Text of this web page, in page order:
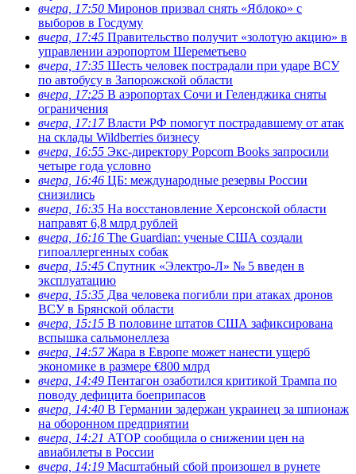
вчера, 17:50 Миронов призвал снять «Яблоко» с
выборов в Госдуму
вчера, 17:45 Правительство получит «золотую акцию» в
управлении аэропортом Шереметьево
вчера, 17:35 Шесть человек пострадали при ударе ВСУ
по автобусу в Запорожской области
вчера, 17:25 В аэропортах Сочи и Геленджика сняты
ограничения
вчера, 17:17Власти РФ помогут пострадавшему от атак
на склады Wildberries бизнесу
вчера, 16:55 Экс-директору Popcorn Books запросили
четыре года условно
вчера, 16:46 ЦБ: международные резервы России
снизились
вчера, 16:35 На восстановление Херсонской области
направят 6,8 млрд рублей
вчера, 16:16 The Guardian: ученые США создали
гипоаллергенных собак
вчера, 15:45 Спутник «Электро-Л» № 5 введен в
эксплуатацию
вчера, 15:35 Два человека погибли при атаках дронов
ВСУ в Брянской области
вчера, 15:15 В половине штатов США зафиксирована
вспышка сальмонеллеза
вчера, 14:57Жара в Европе может нанести ущерб
экономике в размере €800 млрд
вчера, 14:49 Пентагон озаботился критикой Трампа по
поводу дефицита боеприпасов
вчера, 14:40 В Германии задержан украинец за шпионаж
на оборонном предприятии
вчера, 14:21 АТОР сообщила о снижении цен на
авиабилеты в России
вчера, 14:19 Масштабный сбой произошел в рунете